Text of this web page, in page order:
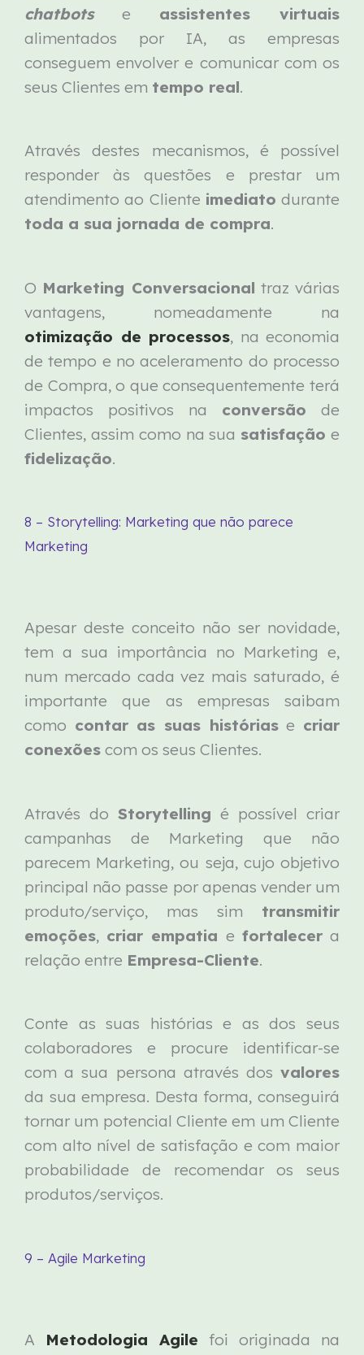
chatbotse assistentes virtuais
alimentados por IA, as empresas
conseguem envolver e comunicar com os
seus Clientes em tempo real.
Através destes mecanismos, é possível
responder às questões e prestar um
atendimento ao Cliente imediato durante
toda a sua jornada de compra.
O Marketing Conversacional traz várias
vantagens, nomeadamente na
otimização de processos, na economia
de tempo e no aceleramento do processo
de Compra, o que consequentemente terá
impactos positivos na conversão de
Clientes, assim como na sua satisfação e
fidelização.
8 – Storytelling: Marketing que não parece
Marketing
Apesar deste conceito não ser novidade,
tem a sua importância no Marketing e,
num mercado cada vez mais saturado, é
importante que as empresas saibam
como contar as suas históriase criar
conexões com os seus Clientes.
Através do Storytelling é possível criar
campanhas de Marketing que não
parecem Marketing, ou seja, cujo objetivo
principal não passe por apenas vender um
produto/serviço, mas sim transmitir
emoções, criar empatia e fortalecera
relação entre Empresa-Cliente.
Conte as suas histórias e as dos seus
colaboradores e procure identificar-se
com a sua persona através dos valores
da sua empresa. Desta forma, conseguirá
tornar um potencial Cliente em um Cliente
com alto nível de satisfação e com maior
probabilidade de recomendar os seus
produtos/serviços.
9 – Agile Marketing
A Metodologia Agile foi originada na